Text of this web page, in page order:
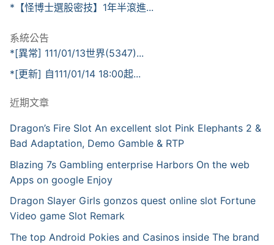
*【怪博士選股密技】1年半滾進...
系統公告
*[異常] 111/01/13世界(5347)...
*[更新] 自111/01/14 18:00起...
近期文章
Dragon’s Fire Slot An excellent slot Pink Elephants 2 &
Bad Adaptation, Demo Gamble & RTP
Blazing 7s Gambling enterprise Harbors On the web
Apps on google Enjoy
Dragon Slayer Girls gonzos quest online slot Fortune
Video game Slot Remark
The top Android Pokies and Casinos inside The brand